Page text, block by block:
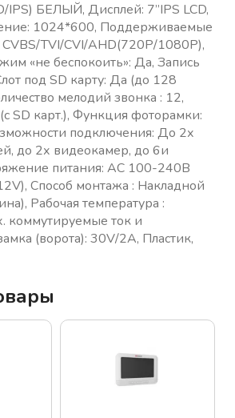
IPS) БЕЛЫЙ, Дисплей: 7”IPS LCD,
1024*600, Поддерживаемые
TVI/CVI/AHD(720Р/1080P),
«не беспокоить»: Да, Запись
под SD карту: Да (до 128
мелодий звонка : 12,
SD карт.), Функция фоторамки:
подключения: До 2х
до 2х видеокамер, до 6и
питания: АС 100-240В
Способ монтажа : Накладной
Рабочая температура :
коммутируемые ток и
(ворота): 30V/2A, Пластик,